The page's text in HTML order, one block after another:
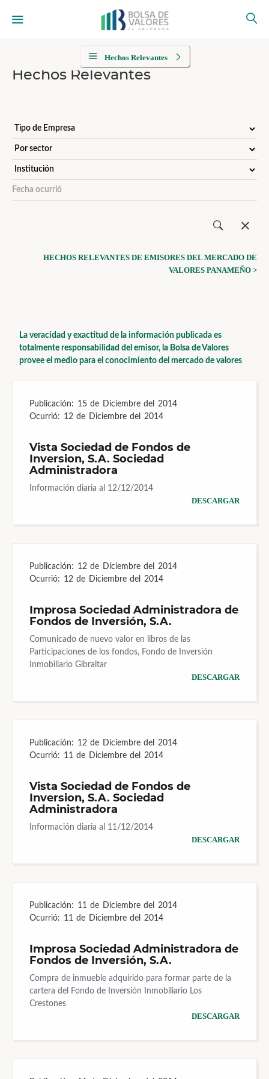
Hechos Relevantes
Hechos Relevantes
HECHOS RELEVANTES DE EMISORES DEL MERCADO DE
VALORES PANAMEÑO >
La veracidad y exactitud de la información publicada es
totalmente responsabilidad del emisor, la Bolsa de Valores
provee el medio para el conocimiento del mercado de valores
Publicación: 15 de Diciembre del 2014
Ocurrió: 12 de Diciembre del 2014
Vista Sociedad de Fondos de
Inversion, S.A. Sociedad
Administradora
Información diaria al 12/12/2014
DESCARGAR
Publicación: 12 de Diciembre del 2014
Ocurrió: 12 de Diciembre del 2014
Improsa Sociedad Administradora de
Fondos de Inversión, S.A.
Comunicado de nuevo valor en libros de las
Participaciones de los fondos, Fondo de Inversión
Inmobiliario Gibraltar
DESCARGAR
Publicación: 12 de Diciembre del 2014
Ocurrió: 11 de Diciembre del 2014
Vista Sociedad de Fondos de
Inversion, S.A. Sociedad
Administradora
Información diaria al 11/12/2014
DESCARGAR
Publicación: 11 de Diciembre del 2014
Ocurrió: 11 de Diciembre del 2014
Improsa Sociedad Administradora de
Fondos de Inversión, S.A.
Compra de inmueble adquirido para formar parte de la
cartera del Fondo de Inversión Inmobiliario Los
Crestones
DESCARGAR